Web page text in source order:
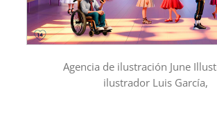
Agencia de ilustración June
ilustrador Luis García,